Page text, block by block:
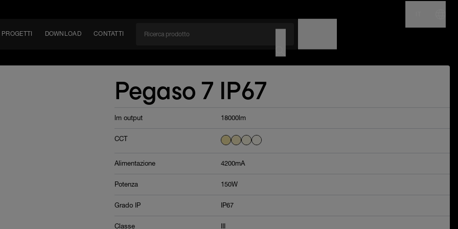
PROGETTI DOWNLOAD CONTATTI
NOME
Pegaso 7 IP67
lm output 18000lm
CCT
Alimentazione 4200mA
Potenza 150W
Grado IP IP67
Classe